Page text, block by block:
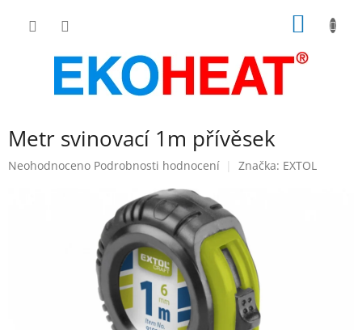
Metr svinovací 1m přívěsek
Průměrné
Neohodnoceno Podrobnosti hodnocení Značka: EXTOL